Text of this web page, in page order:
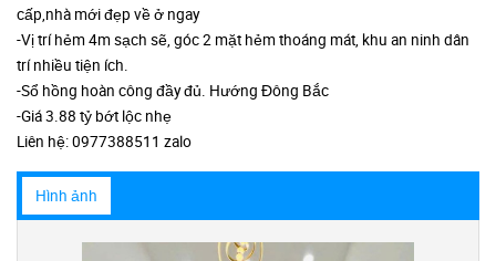
cấp,nhà mới đẹp về ở ngay
-Vị trí hẻm 4m sạch sẽ, góc 2 mặt hẻm thoáng mát, khu an ninh dân
trí nhiều tiện ích.
-Sổ hồng hoàn công đầy đủ. Hướng Đông Bắc
-Giá 3.88 tỷ bớt lộc nhẹ
Liên hệ: 0977388511 zalo
Hình ảnh